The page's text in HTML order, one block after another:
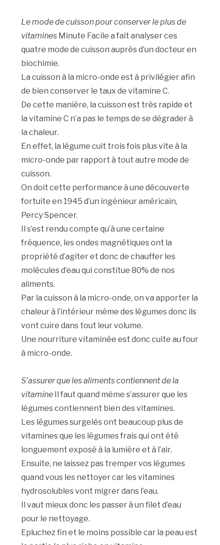
Le mode de cuisson pour conserver le plus de
vitamines Minute Facile a fait analyser ces
quatre mode de cuisson auprès d’un docteur en
biochimie.
La cuisson à la micro-onde est à privilégier afin
de bien conserver le taux de vitamine C.
De cette manière, la cuisson est très rapide et
la vitamine C n’a pas le temps de se dégrader à
la chaleur.
En effet, la légume cuit trois fois plus vite à la
micro-onde par rapport à tout autre mode de
cuisson.
On doit cette performance à une découverte
fortuite en 1945 d’un ingénieur américain,
Percy Spencer.
Il s’est rendu compte qu’à une certaine
fréquence, les ondes magnétiques ont la
propriété d’agiter et donc de chauffer les
molécules d’eau qui constitue 80% de nos
aliments.
Par la cuisson à la micro-onde, on va apporter la
chaleur à l’intérieur même des légumes donc ils
vont cuire dans tout leur volume.
Une nourriture vitaminée est donc cuite au four
à micro-onde.
S’assurer que les aliments contiennent de la
vitamine Il faut quand même s’assurer que les
légumes contiennent bien des vitamines.
Les légumes surgelés ont beaucoup plus de
vitamines que les légumes frais qui ont été
longuement exposé à la lumière et à l’air.
Ensuite, ne laissez pas tremper vos légumes
quand vous les nettoyer car les vitamines
hydrosolubles vont migrer dans l’eau.
Il vaut mieux donc les passer à un filet d’eau
pour le nettoyage.
Epluchez fin et le moins possible car la peau est